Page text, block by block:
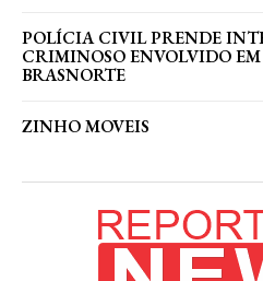
POLÍCIA CIVIL PRENDE
CRIMINOSO ENVOLVIDO
BRASNORTE
ZINHO MOVEIS